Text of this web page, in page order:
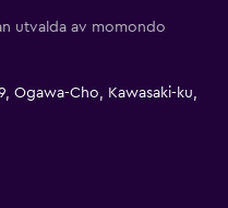
utvalda av momondo
Ogawa-Cho, Kawasaki-ku,